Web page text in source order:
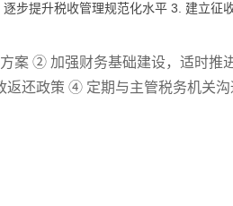
步提升税收管理规范化水平 3. 建立征
案 ② 加强财务基础建设，适时推
还政策 ④ 定期与主管税务机关